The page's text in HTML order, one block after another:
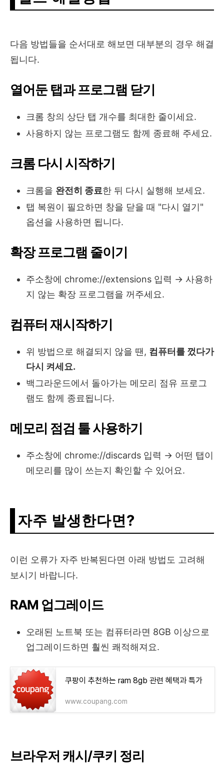
다음 방법들을 순서대로 해보면 대부분의 경우 해결
됩니다.
열어둔 탭과 프로그램 닫기
크롬 창의 상단 탭 개수를 최대한 줄이세요.
사용하지 않는 프로그램도 함께 종료해 주세요.
크롬 다시 시작하기
크롬을 완전히 종료한 뒤 다시 실행해 보세요.
탭 복원이 필요하면 창을 닫을 때 "다시 열기"
옵션을 사용하면 됩니다.
확장 프로그램 줄이기
주소창에 chrome://extensions 입력 → 사용하
지 않는 확장 프로그램을 꺼주세요.
컴퓨터 재시작하기
위 방법으로 해결되지 않을 땐, 컴퓨터를 껐다가
다시 켜세요.
백그라운드에서 돌아가는 메모리 점유 프로그
램도 함께 종료됩니다.
메모리 점검 툴 사용하기
주소창에 chrome://discards 입력 → 어떤 탭이
메모리를 많이 쓰는지 확인할 수 있어요.
자주 발생한다면?
이런 오류가 자주 반복된다면 아래 방법도 고려해
보시기 바랍니다.
RAM 업그레이드
오래된 노트북 또는 컴퓨터라면 8GB 이상으로
업그레이드하면 훨씬 쾌적해져요.
쿠팡이 추천하는 ram 8gb 관련 혜택과 특가
www.coupang.com
브라우저 캐시/쿠키 정리